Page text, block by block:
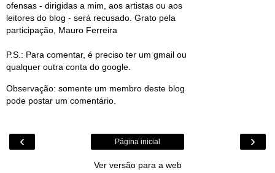
ofensas - dirigidas a mim, aos artistas ou aos
leitores do blog - será recusado. Grato pela
participação, Mauro Ferreira
P.S.: Para comentar, é preciso ter um gmail ou
qualquer outra conta do google.
Observação: somente um membro deste blog
pode postar um comentário.
‹ ›
Página inicial
Ver versão para a web